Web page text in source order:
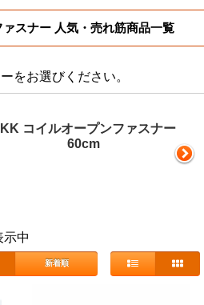
スナー 人気・売れ筋商品一覧
をお選びください。
コイルオープンファスナー
60cm
示中
新着順